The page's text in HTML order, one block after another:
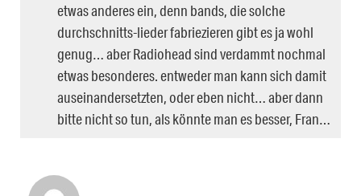
etwas anderes ein, denn bands, die solche
durchschnitts-lieder fabriezieren gibt es ja wohl
genug… aber Radiohead sind verdammt nochmal
etwas besonderes. entweder man kann sich damit
auseinandersetzten, oder eben nicht… aber dann
bitte nicht so tun, als könnte man es besser, Fran…